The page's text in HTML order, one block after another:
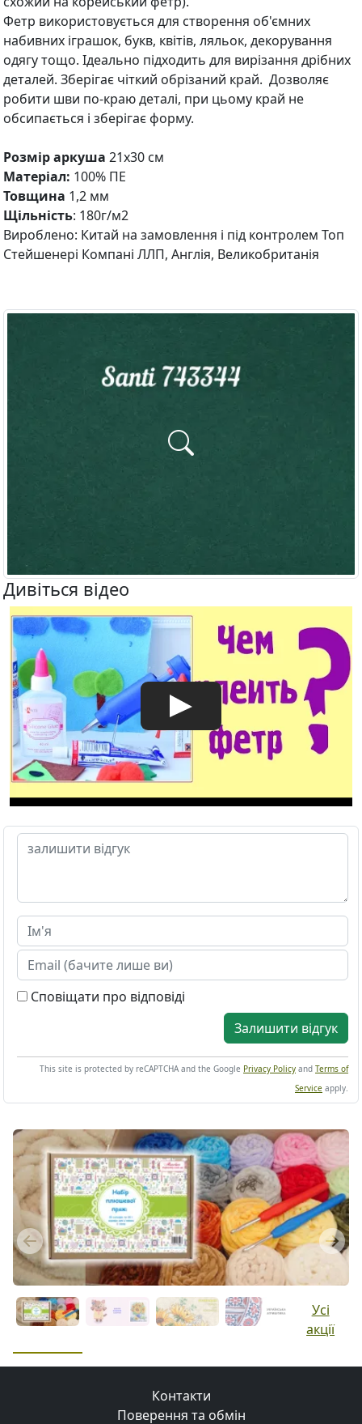
Фетр використовується для створення об'ємних
набивних іграшок, букв, квітів, ляльок, декорування
одягу тощо. Ідеально підходить для вирізання дрібних
деталей. Зберігає чіткий обрізаний край. Дозволяє
робити шви по-краю деталі, при цьому край не
обсипається і зберігає форму.
Розмір аркуша 21х30 см
Матеріал: 100% ПЕ
Товщина 1,2 мм
Щільність: 180г/м2
Вироблено: Китай на замовлення і під контролем Топ
Стейшенері Компані ЛЛП, Англія, Великобританія
Дивіться відео
Сповіщати про відповіді
Залишити відгук
This site is protected by reCAPTCHA and the Google Privacy Policy and Terms of
Service apply.
Previous Next
Усі
акції
Контакти
Поверення та обмін